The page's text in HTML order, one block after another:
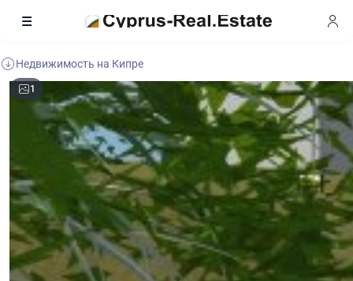
Недвижимость на Кипре
1